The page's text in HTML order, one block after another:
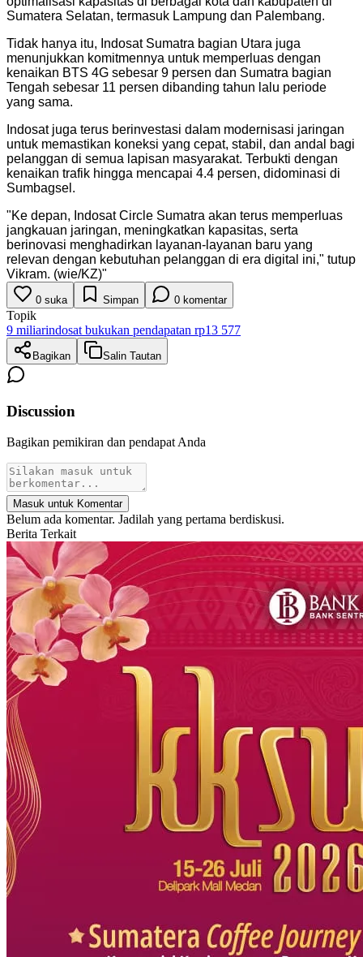
Sumatera Selatan, termasuk Lampung dan Palembang.
Tidak hanya itu, Indosat Sumatra bagian Utara juga
menunjukkan komitmennya untuk memperluas dengan
kenaikan BTS 4G sebesar 9 persen dan Sumatra bagian
Tengah sebesar 11 persen dibanding tahun lalu periode
yang sama.
Indosat juga terus berinvestasi dalam modernisasi jaringan
untuk memastikan koneksi yang cepat, stabil, dan andal bagi
pelanggan di semua lapisan masyarakat. Terbukti dengan
kenaikan trafik hingga mencapai 4.4 persen, didominasi di
Sumbagsel.
"Ke depan, Indosat Circle Sumatra akan terus memperluas
jangkauan jaringan, meningkatkan kapasitas, serta
berinovasi menghadirkan layanan-layanan baru yang
relevan dengan kebutuhan pelanggan di era digital ini," tutup
Vikram. (wie/KZ)"
0 suka Simpan 0 komentar
Topik
9 miliarindosat bukukan pendapatan rp13 577
Bagikan Salin Tautan
Discussion
Bagikan pemikiran dan pendapat Anda
Masuk untuk Komentar
Belum ada komentar. Jadilah yang pertama berdiskusi.
Berita Terkait